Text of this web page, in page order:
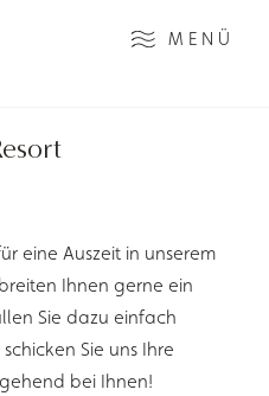
MENÜ
eine Auszeit in unserem
Ihnen gerne ein
Sie dazu einfach
Sie uns Ihre
bei Ihnen!